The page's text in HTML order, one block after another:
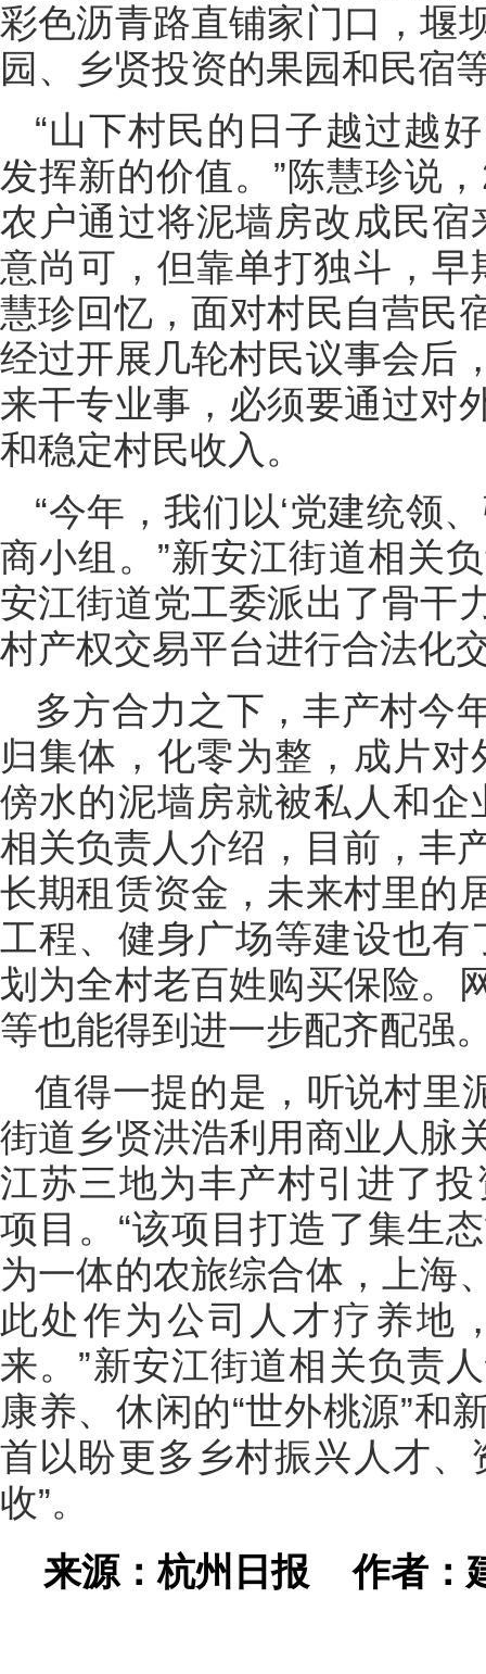
彩色沥青路直铺家门口，堰
园、乡贤投资的果园和民宿
“山下村民的日子越过越
发挥新的价值。”陈慧珍说
农户通过将泥墙房改成民宿
意尚可，但靠单打独斗，早
慧珍回忆，面对村民自营民
经过开展几轮村民议事会后
来干专业事，必须要通过对
和稳定村民收入。
“今年，我们以‘党建统领
商小组。”新安江街道相关
安江街道党工委派出了骨干
村产权交易平台进行合法化
多方合力之下，丰产村今
归集体，化零为整，成片
傍水的泥墙房就被私人和企
相关负责人介绍，目前，丰
长期租赁资金，未来村里的
工程、健身广场等建设也有
划为全村老百姓购买保险。
等也能得到进一步配齐配强
值得一提的是，听说村里
街道乡贤洪浩利用商业人脉
江苏三地为丰产村引进了
项目。“该项目打造了集生
为一体的农旅综合体，上海
此处作为公司人才疗养地
来。”新安江街道相关负责
康养、休闲的“世外桃源”和
首以盼更多乡村振兴人才、
收”。
来源：杭州日报作者：